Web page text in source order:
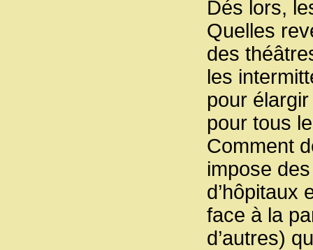
Dés lors,
Quelles
des
les
pour
pour tous
Comment
impose
d’hôpitaux
face à la
d’autres)